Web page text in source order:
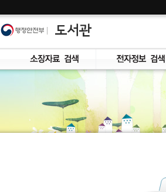
텐
츠
바
가